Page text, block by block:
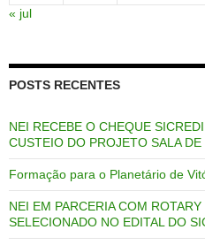
« jul
POSTS RECENTES
NEI RECEBE O CHEQUE
CUSTEIO DO PROJETO SALA
Formação para o Planetário de
NEI EM PARCERIA COM
SELECIONADO NO EDITAL DO